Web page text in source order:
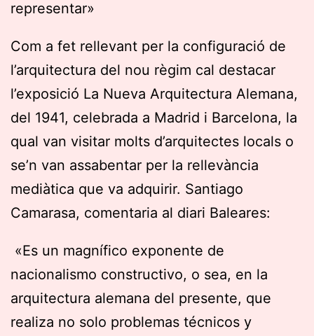
representar»
Com a fet rellevant per la configuració de
l’arquitectura del nou règim cal destacar
l’exposició La Nueva Arquitectura Alemana,
del 1941, celebrada a Madrid i Barcelona, la
qual van visitar molts d’arquitectes locals o
se’n van assabentar per la rellevància
mediàtica que va adquirir. Santiago
Camarasa, comentaria al diari Baleares:
«Es un magnífico exponente de
nacionalismo constructivo, o sea, en la
arquitectura alemana del presente, que
realiza no solo problemas técnicos y